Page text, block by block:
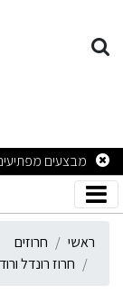
חרוז
מבצעים
ראשי
חרוזים
חרוז רונדל